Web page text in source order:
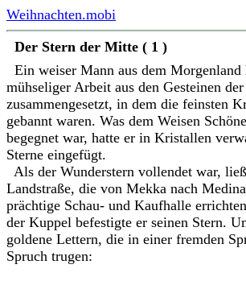
Weihnachten.mobi
Der Stern der Mitte ( 1 )
Ein weiser Mann aus dem Morgenland
mühseliger Arbeit aus den Gesteinen
zusammengesetzt, in dem die feinsten
gebannt waren. Was dem Weisen
begegnet war, hatte er in Kristallen
Sterne eingefügt.
Als der Wunderstern vollendet war,
Landstraße, die von Mekka nach
prächtige Schau- und Kaufhalle
der Kuppel befestigte er seinen Stern.
goldene Lettern, die in einer fremden
Spruch trugen: